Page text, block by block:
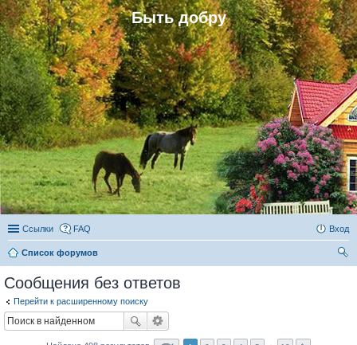
Быть добру
Ссылки FAQ Вход
Список форумов
Сообщения без ответов
Перейти к расширенному поиску